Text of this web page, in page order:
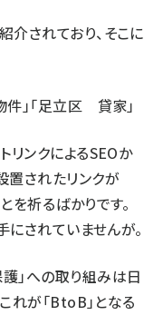
介されており、そこに
」「足立区 貸家」
リンクによるSEOか
置されたリンクが
を祈るばかりです。
にされていませんが。
」への取り組みは日
れが「BtoB」となる